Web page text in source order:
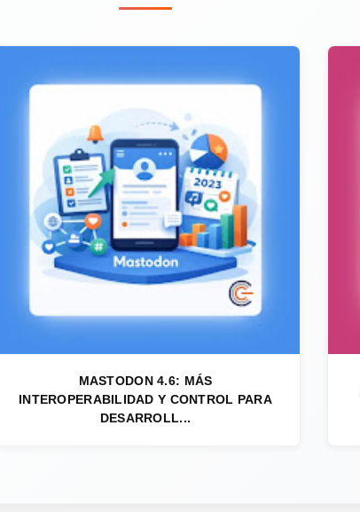
MASTODON 4.6: MÁS
INTEROPERABILIDAD Y CONTROL PARA
DESARROLL...